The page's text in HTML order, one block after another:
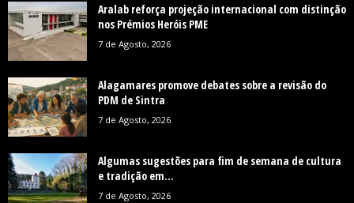
Aralab reforça projeção internacional com distinção
nos Prémios Heróis PME
7 de Agosto, 2026
Alagamares promove debates sobre a revisão do
PDM de Sintra
7 de Agosto, 2026
Algumas sugestões para fim de semana de cultura
e tradição em...
7 de Agosto, 2026